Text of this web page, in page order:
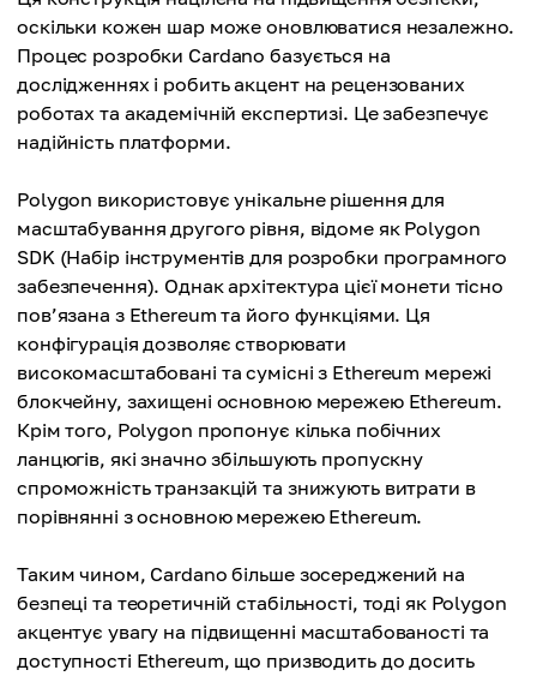
оскільки кожен шар може оновлюватися незалежно.
Процес розробки Cardano базується на
дослідженнях і робить акцент на рецензованих
роботах та академічній експертизі. Це забезпечує
надійність платформи.
Polygon використовує унікальне рішення для
масштабування другого рівня, відоме як Polygon
SDK (Набір інструментів для розробки програмного
забезпечення). Однак архітектура цієї монети тісно
пов’язана з Ethereum та його функціями. Ця
конфігурація дозволяє створювати
високомасштабовані та сумісні з Ethereum мережі
блокчейну, захищені основною мережею Ethereum.
Крім того, Polygon пропонує кілька побічних
ланцюгів, які значно збільшують пропускну
спроможність транзакцій та знижують витрати в
порівнянні з основною мережею Ethereum.
Таким чином, Cardano більше зосереджений на
безпеці та теоретичній стабільності, тоді як Polygon
акцентує увагу на підвищенні масштабованості та
доступності Ethereum, що призводить до досить